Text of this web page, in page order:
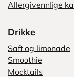
Allergivennlige
Drikke
Saft og limonade
Smoothie
Mocktails